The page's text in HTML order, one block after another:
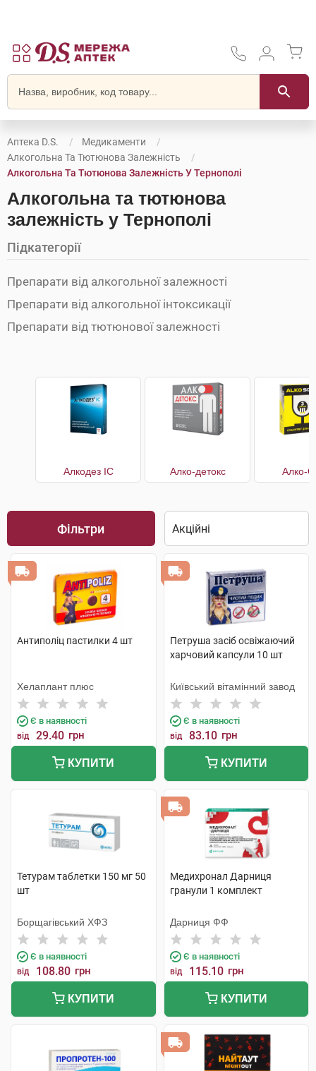
Аптека D.S.
Медикаменти
Алкогольна Та Тютюнова Залежність
Алкогольна Та Тютюнова Залежність У Тернополі
Алкогольна та тютюнова
залежність у Тернополі
Підкатегорії
Препарати від алкогольної залежності
Препарати від алкогольної інтоксикації
Препарати від тютюнової залежності
Алкодез IC Алко-детокс Алко-
Фільтри
Антиполіц пастилки 4 шт
Хелаплант плюс
Є в наявності
від 29.40 грн
КУПИТИ
Петруша засіб освіжаючий
харчовий капсули 10 шт
Київський вітамінний завод
Є в наявності
від 83.10 грн
КУПИТИ
Тетурам таблетки 150 мг 50
шт
Борщагівський ХФЗ
Є в наявності
від 108.80 грн
КУПИТИ
Медихронал Дарниця
гранули 1 комплект
Дарниця ФФ
Є в наявності
від 115.10 грн
КУПИТИ